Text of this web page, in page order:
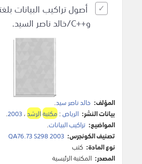
و++C/خالد ناصر السيد.
المؤلف: خالد ناصر سيد.
بيانات النشر: الرياض:مكتبةالرشد،2003
.
المواضيع: تراكيب البيانات.
تصنيف الكونجرس: QA76.73 S298 2003
نوع المادة: كتب
المصدر: المكتبة الرئيسية